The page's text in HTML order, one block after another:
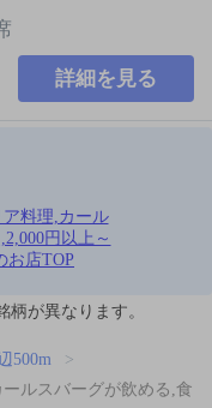
詳細を見る
料理,カール
円以上～
お店TOP
が異なります。
500m
ルスバーグが飲める,食